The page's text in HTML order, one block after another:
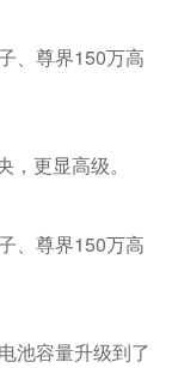
更显高级。
池容量升级到了